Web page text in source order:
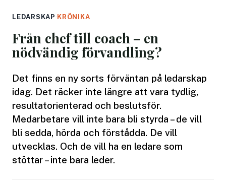
LEDARSKAP · KRÖNIKA
Från chef till coach – en
nödvändig förvandling?
Det finns en ny sorts förväntan på ledarskap
idag. Det räcker inte längre att vara tydlig,
resultatorienterad och beslutsför.
Medarbetare vill inte bara bli styrda – de vill
bli sedda, hörda och förstådda. De vill
utvecklas. Och de vill ha en ledare som
stöttar – inte bara leder.